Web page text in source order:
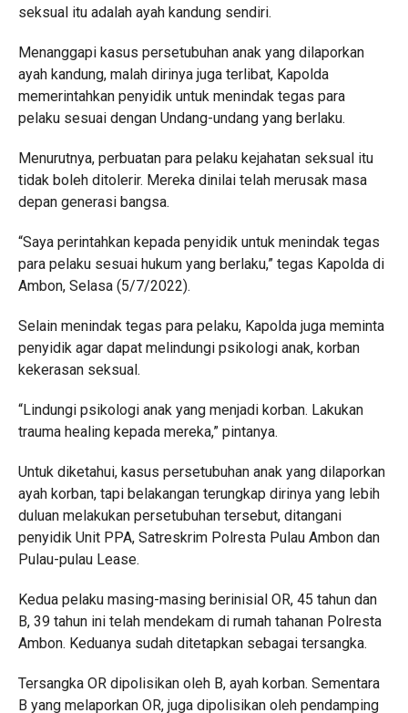
seksual itu adalah ayah kandung sendiri.
Menanggapi kasus persetubuhan anak yang dilaporkan
ayah kandung, malah dirinya juga terlibat, Kapolda
memerintahkan penyidik untuk menindak tegas para
pelaku sesuai dengan Undang-undang yang berlaku.
Menurutnya, perbuatan para pelaku kejahatan seksual itu
tidak boleh ditolerir. Mereka dinilai telah merusak masa
depan generasi bangsa.
“Saya perintahkan kepada penyidik untuk menindak tegas
para pelaku sesuai hukum yang berlaku,” tegas Kapolda di
Ambon, Selasa (5/7/2022).
Selain menindak tegas para pelaku, Kapolda juga meminta
penyidik agar dapat melindungi psikologi anak, korban
kekerasan seksual.
“Lindungi psikologi anak yang menjadi korban. Lakukan
trauma healing kepada mereka,” pintanya.
Untuk diketahui, kasus persetubuhan anak yang dilaporkan
ayah korban, tapi belakangan terungkap dirinya yang lebih
duluan melakukan persetubuhan tersebut, ditangani
penyidik Unit PPA, Satreskrim Polresta Pulau Ambon dan
Pulau-pulau Lease.
Kedua pelaku masing-masing berinisial OR, 45 tahun dan
B, 39 tahun ini telah mendekam di rumah tahanan Polresta
Ambon. Keduanya sudah ditetapkan sebagai tersangka.
Tersangka OR dipolisikan oleh B, ayah korban. Sementara
B yang melaporkan OR, juga dipolisikan oleh pendamping